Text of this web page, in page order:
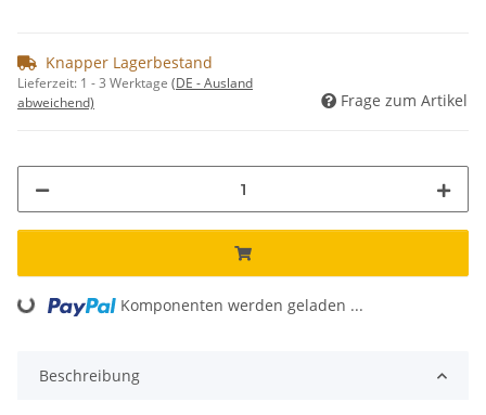
Knapper Lagerbestand
Lieferzeit: 1 - 3 Werktage (DE - Ausland
abweichend)
Frage zum Artikel
Loading... Komponenten werden geladen ...
Beschreibung